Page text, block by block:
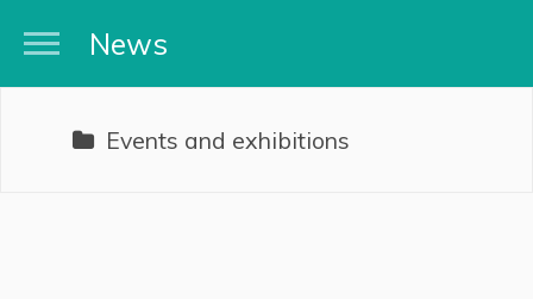
News
Events and exhibitions